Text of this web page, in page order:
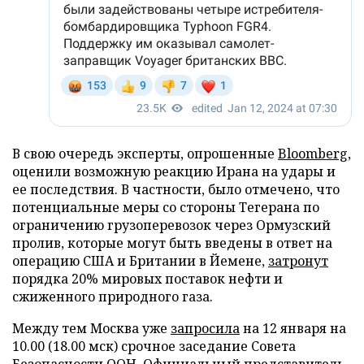
В свою очередь эксперты, опрошенные Bloomberg,
оценили возможную реакцию Ирана на удары и
ее последствия. В частности, было отмечено, что
потенциальные меры со стороны Тегерана по
ограничению грузоперевозок через Ормузский
пролив, которые могут быть введены в ответ на
операцию США и Британии в Йемене, затронут
порядка 20% мировых поставок нефти и
сжиженного природного газа.
Между тем Москва уже запросилана 12 января на
10.00 (18.00 мск) срочное заседание Совета